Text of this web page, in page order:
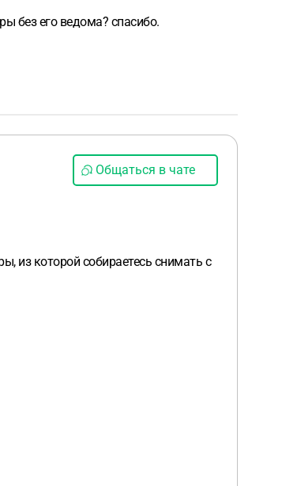
без его ведома? спасибо.
Общаться в чате
из которой собираетесь снимать с